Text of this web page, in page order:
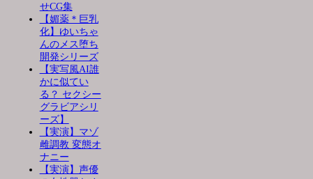
せCG集
【媚薬＊巨乳
化】ゆいちゃ
んのメス堕ち
開発シリーズ
【実写風AI誰
かに似てい
る？ セクシー
グラビアシリ
ーズ】
【実演】マゾ
雌調教 変態オ
ナニー
【実演】声優